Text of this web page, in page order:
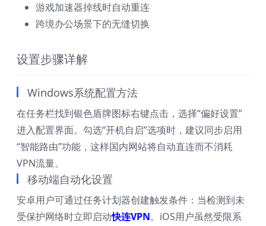
游戏加速器掉线时自动重连
跨境办公场景下的无缝切换
设置步骤详解
Windows系统配置方法
在任务栏找到银色盾牌图标右键点击，选择“偏好设置”
进入配置界面。勾选“开机自启”选项时，建议同步启用
“智能路由”功能，这样国内网站将自动直连而不消耗
VPN流量。
移动端自动化设置
安卓用户可通过任务计划器创建触发条件：当检测到未
受保护网络时立即启动快连VPN。iOS用户虽然受限系